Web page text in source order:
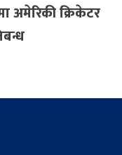
अमेरिकी क्रिकेटर